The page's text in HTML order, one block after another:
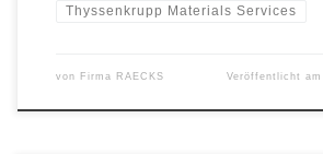
Thyssenkrupp Materials Services
von Firma RAECKS Veröffentlicht am